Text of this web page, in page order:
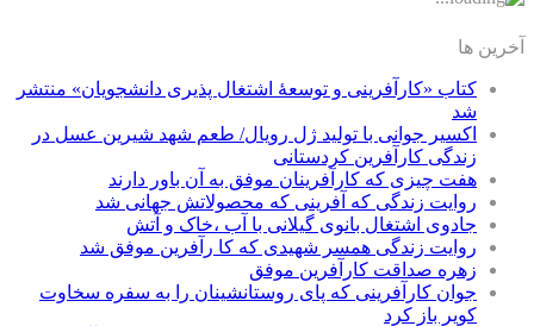
آخرین ها
کتاب «کارآفرینی و توسعۀ اشتغال پذیری دانشجویان» منتشر
شد
اکسیر جوانی با تولید ژل رویال/ طعم شهد شیرین عسل‌ در
زندگی کارآفرین کردستانی
هفت چیزی که کارآفرینان موفق به آن باور دارند
روایت زندگی که آفرینی که محصولاتش جهانی شد
جادوی اشتغال بانوی گیلانی با آب ،خاک و آتش
روایت زندگی همسر شهیدی که کا رآفرین موفق شد
زهره صداقت کارآفرین موفق
جوان کارآفرینی که پای روستانشینان را به سفره سخاوت
کویر باز کرد